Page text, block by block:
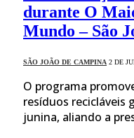
durante O
Mundo – São
SÃO JOÃO DE CAMPINA 2 DE
O programa
resíduos recicláveis
junina, aliando a